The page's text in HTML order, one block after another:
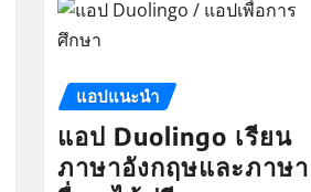
แอปแนะนำ
แอป Duolingo เรียน
ภาษาอังกฤษและภาษา